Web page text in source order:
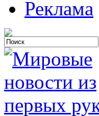
Реклама